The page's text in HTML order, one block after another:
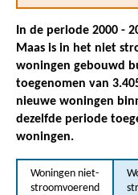
In de periode 2000 -
Maas is in het niet
woningen gebouwd
toegenomen van
nieuwe woningen
dezelfde periode
woningen.
Woningen niet-
stroomvoerend